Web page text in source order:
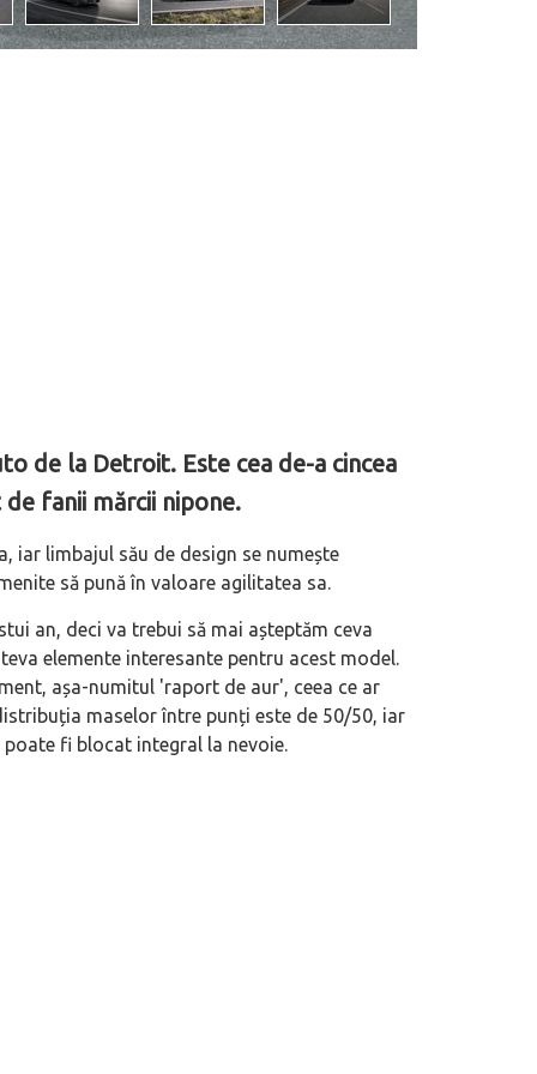
de la Detroit. Este cea de-a cincea
fanii mărcii nipone.
iar limbajul său de design se numește
să pună în valoare agilitatea sa.
an, deci va trebui să mai așteptăm ceva
elemente interesante pentru acest model.
așa-numitul 'raport de aur', ceea ce ar
maselor între punți este de 50/50, iar
fi blocat integral la nevoie.